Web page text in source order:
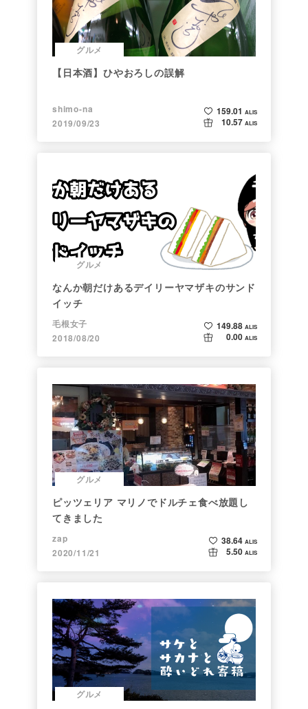
グルメ
【日本酒】ひやおろしの誤解
shimo-na
2019/09/23
159.01 ALIS
10.57 ALIS
グルメ
なんか朝だけあるデイリーヤマザキのサンド
イッチ
毛根女子
2018/08/20
149.88 ALIS
0.00 ALIS
グルメ
ピッツェリア マリノでドルチェ食べ放題し
てきました
zap
2020/11/21
38.64 ALIS
5.50 ALIS
グルメ